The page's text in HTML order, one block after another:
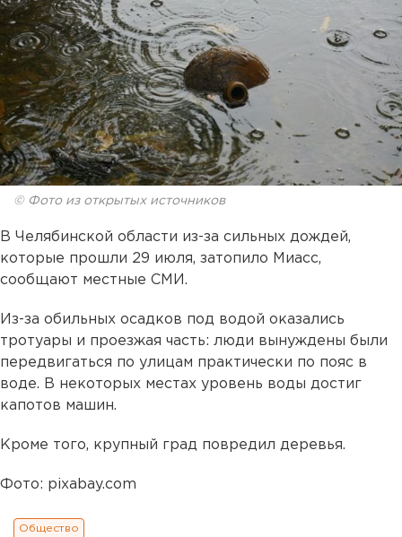
© Фото из открытых источников
В Челябинской области из-за сильных дождей,
которые прошли 29 июля, затопило Миасс,
сообщают местные СМИ.
Из-за обильных осадков под водой оказались
тротуары и проезжая часть: люди вынуждены были
передвигаться по улицам практически по пояс в
воде. В некоторых местах уровень воды достиг
капотов машин.
Кроме того, крупный град повредил деревья.
Фото: pixabay.com
Общество